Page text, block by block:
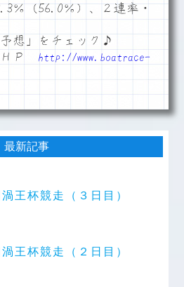
％（56.0％）、２連率・
想」をチェック♪
ＨＰ http://www.boatrace-
最新記事
王杯競走（３日目）
王杯競走（２日目）